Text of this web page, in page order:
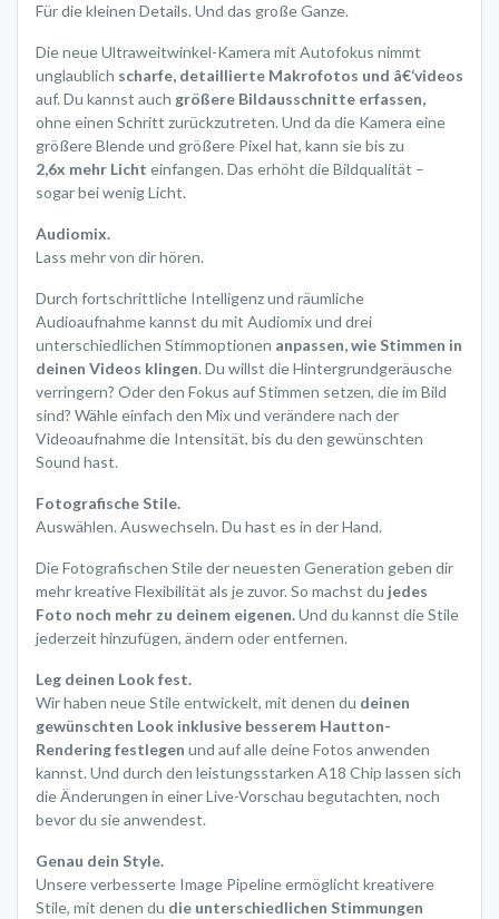
Für die kleinen Details. Und das große Ganze.
Die neue Ultraweitwinkel-Kamera mit Autofokus nimmt
unglaublich scharfe, detaillierte Makrofotos und â€‘videos
auf. Du kannst auch größere Bild­ausschnitte erfassen,
ohne einen Schritt zurückzutreten. Und da die Kamera eine
größere Blende und größere Pixel hat, kann sie bis zu
2,6x mehr Licht einfangen. Das erhöht die Bildqualität –
sogar bei wenig Licht.
Audiomix.
Lass mehr von dir hören.
Durch fortschrittliche Intelligenz und räumliche
Audioaufnahme kannst du mit Audiomix und drei
unterschiedlichen Stimm­optionen anpassen, wie Stimmen in
deinen Videos klingen. Du willst die Hintergrund­geräusche
verringern? Oder den Fokus auf Stimmen setzen, die im Bild
sind? Wähle einfach den Mix und verändere nach der
Videoaufnahme die Intensität, bis du den gewünschten
Sound hast.
Fotografische Stile.
Auswählen. Auswechseln. Du hast es in der Hand.
Die Fotografischen Stile der neuesten Generation geben dir
mehr kreative Flexibilität als je zuvor. So machst du jedes
Foto noch mehr zu deinem eigenen.Und du kannst die Stile
jederzeit hinzufügen, ändern oder entfernen.
Leg deinen Look fest.
Wir haben neue Stile entwickelt, mit denen du deinen
gewünschten Look inklusive besserem Hautton-
Rendering festlegen und auf alle deine Fotos anwenden
kannst. Und durch den leistungsstarken A18 Chip lassen sich
die Änderungen in einer Live-Vorschau begutachten, noch
bevor du sie anwendest.
Genau dein Style.
Unsere verbesserte Image Pipeline ermöglicht kreativere
Stile, mit denen du die unterschiedlichen Stimmungen